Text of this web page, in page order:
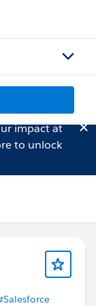
impact at
to unlock